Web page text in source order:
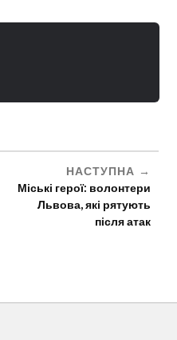
НАСТУПНА
Міські герої: волонтери
Львова, які рятують
після атак